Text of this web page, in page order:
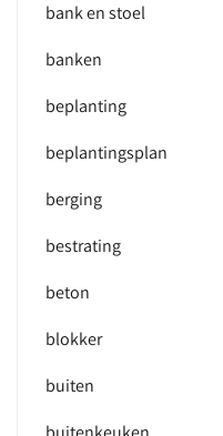
bank en stoel
banken
beplanting
beplantingsplan
berging
bestrating
beton
blokker
buiten